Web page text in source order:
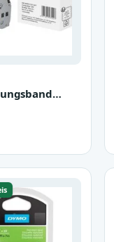
wie Brother